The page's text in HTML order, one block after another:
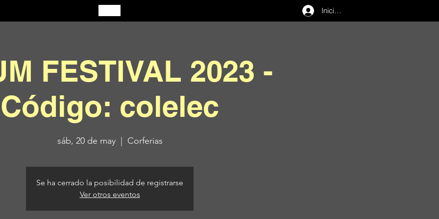
Iniciar sesión
FESTIVAL 2023 -
Código: colelec
sáb, 20 de may
  |
Corferias
Se ha cerrado la posibilidad de registrarse
Ver otros eventos